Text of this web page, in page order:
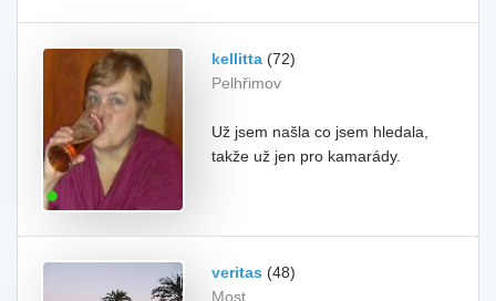
kellitta (72)
Pelhřimov
Už jsem našla co jsem hledala,
takže už jen pro kamarády.
veritas (48)
Most